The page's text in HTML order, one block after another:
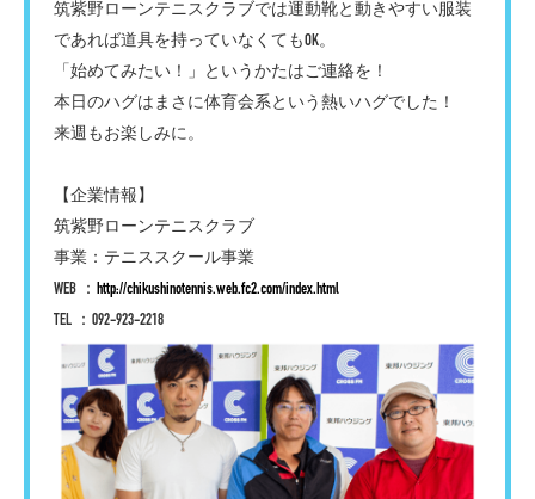
筑紫野ローンテニスクラブでは運動靴と動きやすい服装
であれば道具を持っていなくてもOK。
「始めてみたい！」というかたはご連絡を！
本日のハグはまさに体育会系という熱いハグでした！
来週もお楽しみに。
【企業情報】
筑紫野ローンテニスクラブ
事業：テニススクール事業
WEB ： http://chikushinotennis.web.fc2.com/index.html
TEL ：092-923-2218